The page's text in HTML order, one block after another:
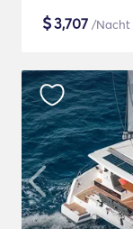
$3,707 /Nacht